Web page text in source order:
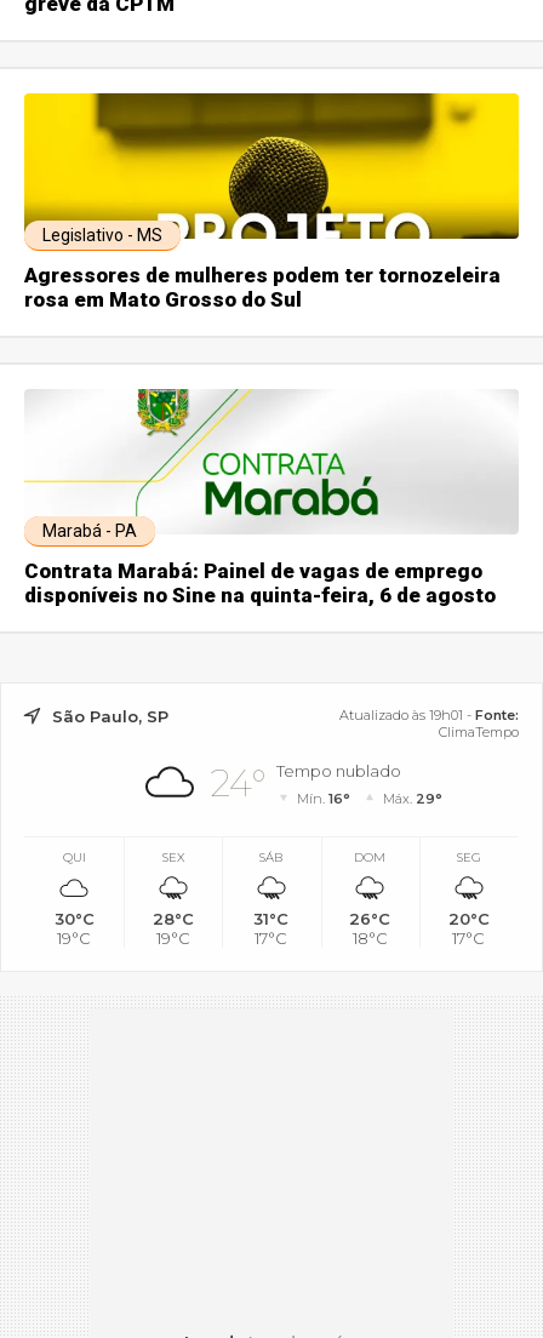
Legislativo - MS
Agressores de mulheres podem ter tornozeleira
rosa em Mato Grosso do Sul
Marabá - PA
Contrata Marabá: Painel de vagas de emprego
disponíveis no Sine na quinta-feira, 6 de agosto
São Paulo, SP Atualizado às 19h01 - Fonte:
ClimaTempo
24° Tempo nublado
Mín.16° Máx. 29°
QUI
30°C
19°C
SEX
28°C
19°C
SÁB
31°C
17°C
DOM
26°C
18°C
SEG
20°C
17°C